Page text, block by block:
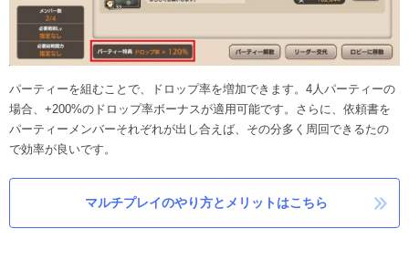
パーティーを組むことで、ドロップ率を増加できます。4人パーティーの
場合、+200%のドロップ率ボーナスが適用可能です。さらに、依頼書を
パーティーメンバーそれぞれが出し合えば、その分多く周回できるたの
で効率が良いです。
マルチプレイのやり方とメリットはこちら